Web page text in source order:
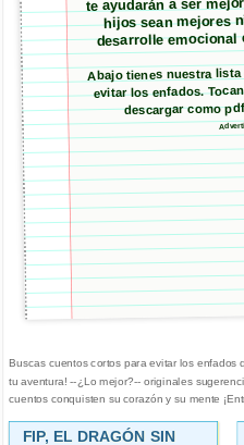
hijos sean mejores
desarrolle emocional
Abajo tienes nuestra
evitar los enfados.
descargar como
Buscas cuentos cortos para evitar los enfados
tu aventura! --¿Lo mejor?-- originales
cuentos conquisten su corazón y su mente
FIP, EL DRAGÓN SIN